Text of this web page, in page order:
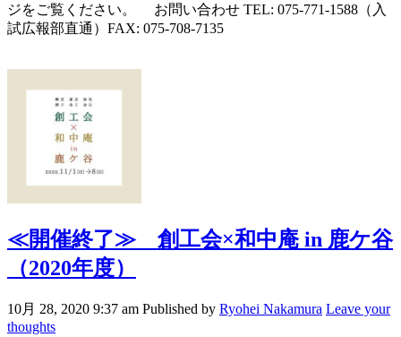
ジをご覧ください。 お問い合わせ TEL: 075-771-1588（入
試広報部直通）FAX: 075-708-7135
≪開催終了≫創工会×和中庵 in 鹿ケ谷
（2020年度）
10月 28, 2020 9:37 am Published by Ryohei Nakamura Leave your
thoughts